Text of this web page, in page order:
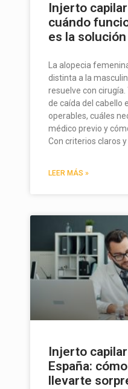
Injerto
cuándo
es la solución
La alopecia
distinta a la
resuelve con
de caída del cabello
operables, cuáles
médico previo y
Con criterios claros
LEER MÁS »
Injerto
España:
llevarte